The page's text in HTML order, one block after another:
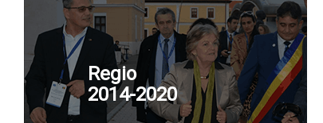
Regio
2014-2020